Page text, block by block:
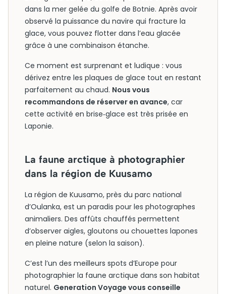
dans la mer gelée du golfe de Botnie. Après avoir
observé la puissance du navire qui fracture la
glace, vous pouvez flotter dans l’eau glacée
grâce à une combinaison étanche.
Ce moment est surprenant et ludique : vous
dérivez entre les plaques de glace tout en restant
parfaitement au chaud. Nous vous
recommandons de réserver en avance, car
cette activité en brise‑glace est très prisée en
Laponie.
La faune arctique à photographier
dans la région de Kuusamo
La région de Kuusamo, près du parc national
d’Oulanka, est un paradis pour les photographes
animaliers. Des affûts chauffés permettent
d’observer aigles, gloutons ou chouettes lapones
en pleine nature (selon la saison).
C’est l’un des meilleurs spots d’Europe pour
photographier la faune arctique dans son habitat
naturel. Generation Voyage vous conseille